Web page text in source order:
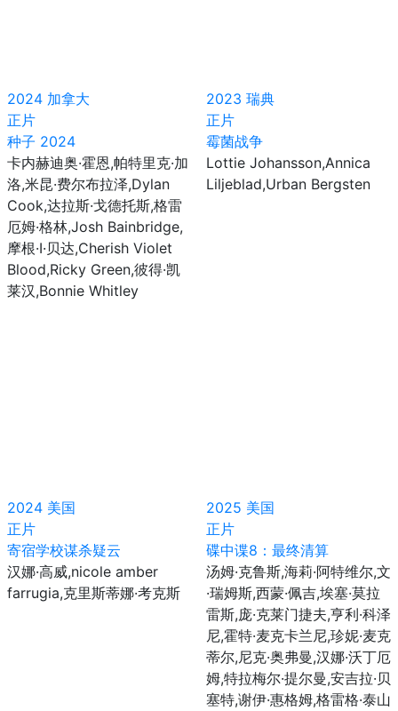
2024 加拿大
正片
种子 2024
卡内赫迪奥·霍恩,帕特里克·加
洛,米昆·费尔布拉泽,Dylan
Cook,达拉斯·戈德托斯,格雷
厄姆·格林,Josh Bainbridge,
摩根·I·贝达,Cherish Violet
Blood,Ricky Green,彼得·凯
莱汉,Bonnie Whitley
2023 瑞典
正片
霉菌战争
Lottie Johansson,Annica
Liljeblad,Urban Bergsten
2024 美国
正片
寄宿学校谋杀疑云
汉娜·高威,nicole amber
farrugia,克里斯蒂娜·考克斯
2025 美国
正片
碟中谍8：最终清算
汤姆·克鲁斯,海莉·阿特维尔,文
·瑞姆斯,西蒙·佩吉,埃塞·莫拉
雷斯,庞·克莱门捷夫,亨利·科泽
尼,霍特·麦克卡兰尼,珍妮·麦克
蒂尔,尼克·奥弗曼,汉娜·沃丁厄
姆,特拉梅尔·提尔曼,安吉拉·贝
塞特,谢伊·惠格姆,格雷格·泰山